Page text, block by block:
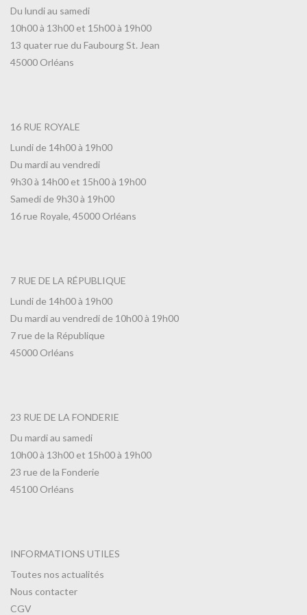
Du lundi au samedi
10h00 à 13h00 et 15h00 à 19h00
13 quater rue du Faubourg St. Jean
45000 Orléans
16 RUE ROYALE
Lundi de 14h00 à 19h00
Du mardi au vendredi
9h30 à 14h00 et 15h00 à 19h00
Samedi de 9h30 à 19h00
16 rue Royale, 45000 Orléans
7 RUE DE LA RÉPUBLIQUE
Lundi de 14h00 à 19h00
Du mardi au vendredi de 10h00 à 19h00
7 rue de la République
45000 Orléans
23 RUE DE LA FONDERIE
Du mardi au samedi
10h00 à 13h00 et 15h00 à 19h00
23 rue de la Fonderie
45100 Orléans
INFORMATIONS UTILES
Toutes nos actualités
Nous contacter
CGV